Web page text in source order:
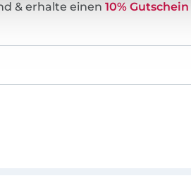
& erhalte einen 10% Gutschein